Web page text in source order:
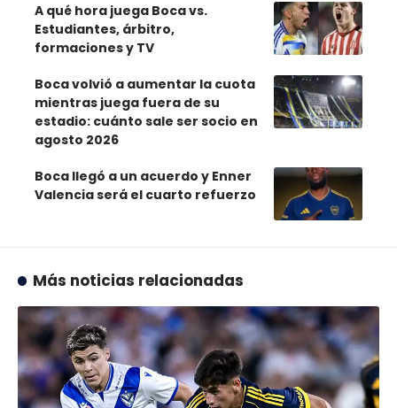
A qué hora juega Boca vs.
Estudiantes, árbitro,
formaciones y TV
Boca volvió a aumentar la cuota
mientras juega fuera de su
estadio: cuánto sale ser socio en
agosto 2026
Boca llegó a un acuerdo y Enner
Valencia será el cuarto refuerzo
Más noticias relacionadas